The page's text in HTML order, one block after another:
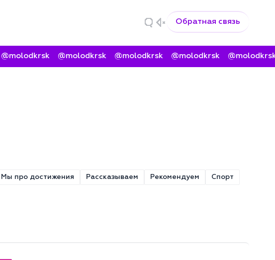
Обратная связь
@molodkrsk @molodkrsk @molodkrsk @molodkrsk @molodkrsk
Мы про достижения Рассказываем Рекомендуем Спорт